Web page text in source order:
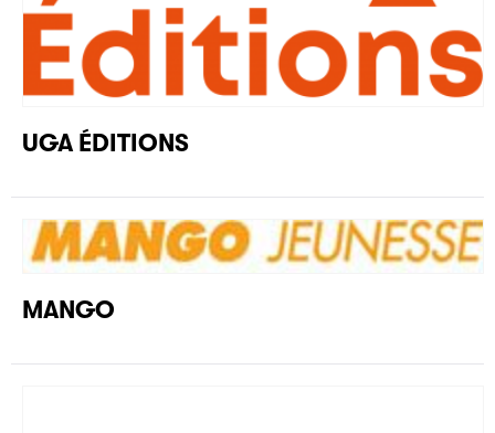
UGA ÉDITIONS
MANGO